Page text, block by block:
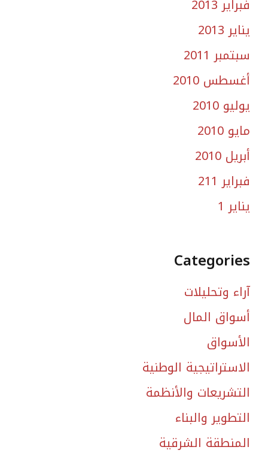
فبراير 2013
يناير 2013
سبتمبر 2011
أغسطس 2010
يوليو 2010
مايو 2010
أبريل 2010
فبراير 211
يناير 1
Categories
آراء وتحليلات
أسواق المال
الأسواق
الاستراتيجية الوطنية
التشريعات والأنظمة
التطوير والبناء
المنطقة الشرقية